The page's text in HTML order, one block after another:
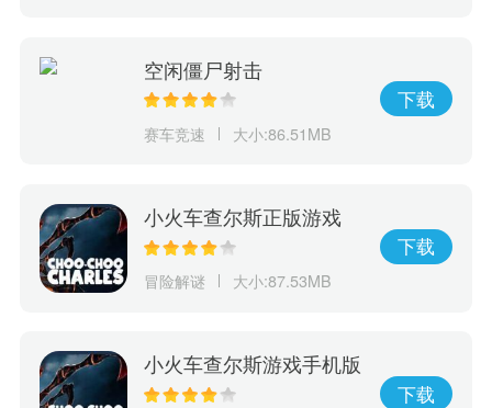
空闲僵尸射击
赛车竞速 大小:86.51MB
下载
小火车查尔斯正版游戏
冒险解谜 大小:87.53MB
下载
小火车查尔斯游戏手机版
下载